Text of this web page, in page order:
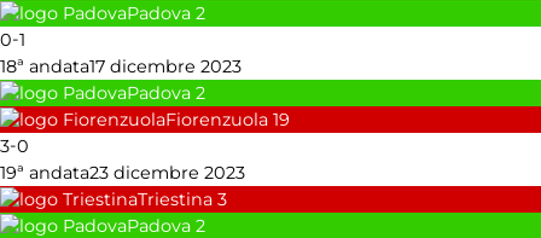
Padova 2
0-1
18ª andata17 dicembre 2023
Padova 2
Fiorenzuola 19
3-0
19ª andata23 dicembre 2023
Triestina 3
Padova 2